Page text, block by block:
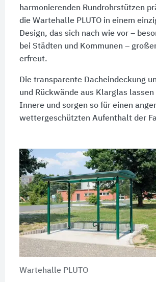
harmonierenden Rundrohrstützen
die Wartehalle PLUTO in einem
Design, das sich nach wie vor –
bei Städten und Kommunen –
erfreut.
Die transparente Dacheindeckung
und Rückwände aus Klarglas
Innere und sorgen so für einen
wettergeschützten Aufenthalt der
Wartehalle PLUTO